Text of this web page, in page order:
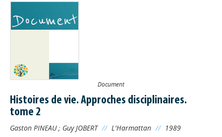
Document
Histoires de vie. Approches disciplinaires.
tome 2
Gaston PINEAU; Guy JOBERT // L'Harmattan // 1989